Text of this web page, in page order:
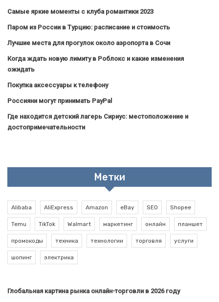
Самые яркие моменты с клуба романтики 2023
Паром из России в Турцию: расписание и стоимость
Лучшие места для прогулок около аэропорта в Сочи
Когда ждать новую лимиту в Роблокс и какие изменения
ожидать
Покупка аксессуары к телефону
Россияни могут принимать PayPal
Где находится детский лагерь Сириус: местоположение и
достопримечательности
Метки
Alibaba AliExpress Amazon eBay SEO Shopee
Temu TikTok Walmart маркетинг онлайн планшет
промокоды техника технологии торговля услуги
шопинг электрика
Глобальная картина рынка онлайн-торговли в 2026 году